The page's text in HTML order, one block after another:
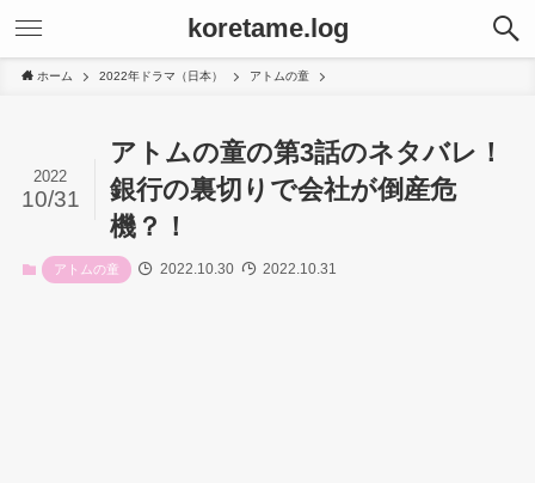
koretame.log
ホーム 2022年ドラマ（日本） アトムの童
アトムの童の第3話のネタバレ！
銀行の裏切りで会社が倒産危
機？！
2022
10/31
アトムの童 2022.10.30 2022.10.31